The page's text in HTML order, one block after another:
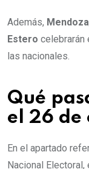
Además, Mendoza
Estero celebrarán
las nacionales.
Qué
el 26 de
En el apartado
Nacional